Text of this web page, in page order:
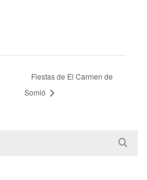
Fiestas de El Carmen de
Somió